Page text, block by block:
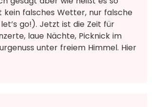
kein falsches Wetter, nur falsche
go!). Jetzt ist die Zeit für
laue Nächte, Picknick im
unter freiem Himmel. Hier